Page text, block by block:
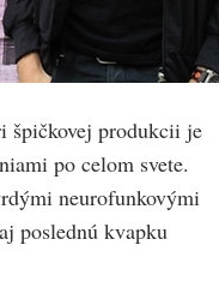
špičkovej produkcii je
po celom svete.
neurofunkovými
poslednú kvapku